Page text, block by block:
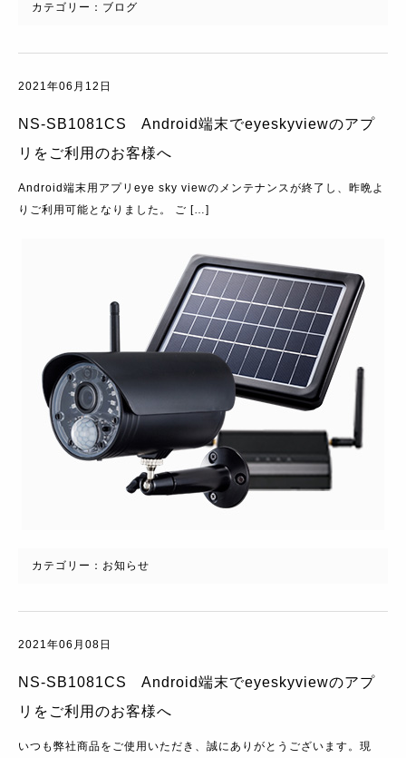
カテゴリー： ブログ
2021年06月12日
NS-SB1081CS Android端末でeyeskyviewのアプ
リをご利用のお客様へ
Android端末用アプリeye sky viewのメンテナンスが終了し、昨晩よ
りご利用可能となりました。 ご […]
カテゴリー： お知らせ
2021年06月08日
NS-SB1081CS Android端末でeyeskyviewのアプ
リをご利用のお客様へ
いつも弊社商品をご使用いただき、誠にありがとうございます。現